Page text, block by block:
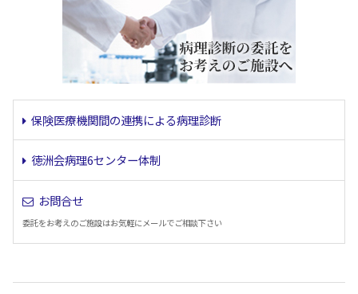
保険医療機関間の連携による病理診断
徳洲会病理6センター体制
お問合せ
委託をお考えのご施設はお気軽にメールでご相談下さい